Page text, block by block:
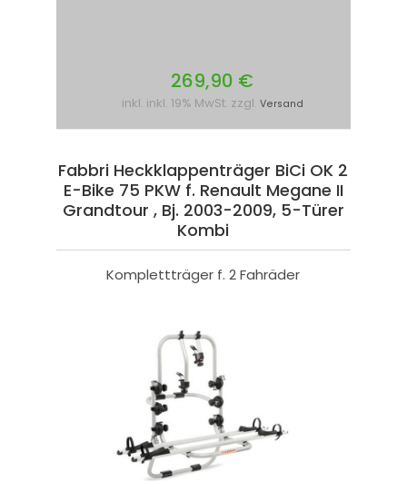
269,90 €
inkl. inkl. 19% MwSt. zzgl. Versand
Fabbri Heckklappenträger BiCi OK 2
E-Bike 75 PKW f. Renault Megane II
Grandtour , Bj. 2003-2009, 5-Türer
Kombi
Komplettträger f. 2 Fahräder